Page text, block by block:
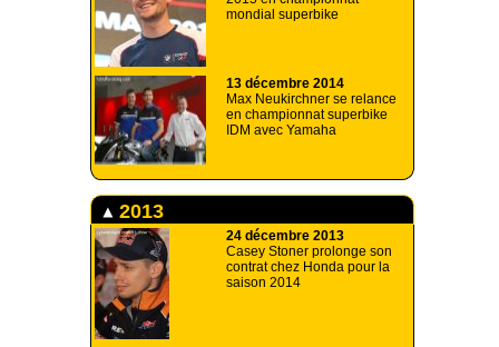
mondial superbike
13 décembre 2014
Max Neukirchner se relance
en championnat superbike
IDM avec Yamaha
2013
24 décembre 2013
Casey Stoner prolonge son
contrat chez Honda pour la
saison 2014